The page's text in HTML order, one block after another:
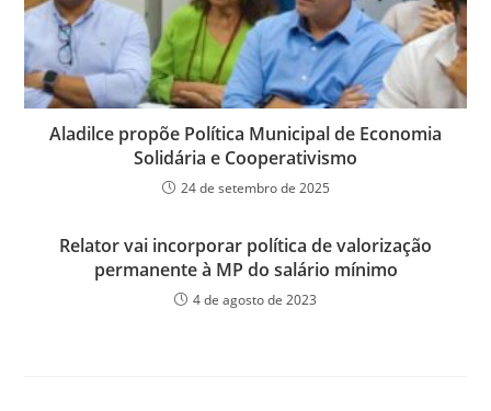
Aladilce propõe Política Municipal de Economia
Solidária e Cooperativismo
24 de setembro de 2025
Relator vai incorporar política de valorização
permanente à MP do salário mínimo
4 de agosto de 2023